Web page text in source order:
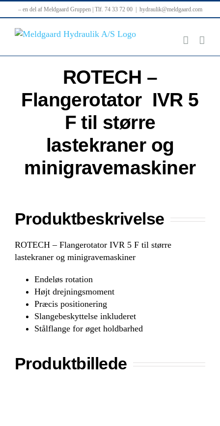
to
content
– en del af Meldgaard Gruppen | Tlf. 74 33 72 00 hydraulik@meldgaard.com
ROTECH –
Flangerotator IVR 5
F til større
lastekraner og
minigravemaskiner
Produktbeskrivelse
ROTECH – Flangerotator IVR 5 F til større
lastekraner og minigravemaskiner
Endeløs rotation
Højt drejningsmoment
Præcis positionering
Slangebeskyttelse inkluderet
Stålflange for øget holdbarhed
Produktbillede